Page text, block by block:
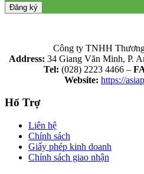
Công ty TNHH
Address: 34 Giang Văn Minh, P.
Tel: (028) 2223 4466 –
Website: https://
Hổ Trợ
Liên hệ
Chính sách
Giấy phép kinh doanh
Chính sách giao nhận